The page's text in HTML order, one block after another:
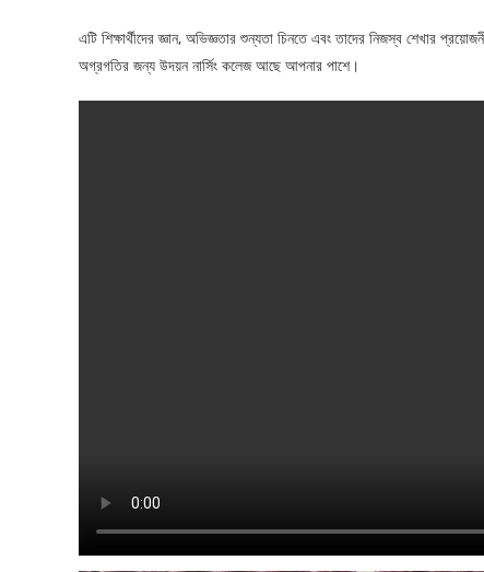
এটি শিক্ষার্থীদের জ্ঞান, অভিজ্ঞতার শুন্যতা চিনতে এবং তাদের নিজস্ব শেখার
অগ্রগতির জন্য উদয়ন নার্সিং কলেজ আছে আপনার পাশে।